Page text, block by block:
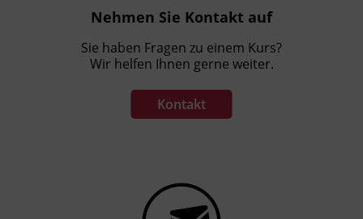
mindestens 2 Jahren auf Basis
mindestens 20 Wochenstunden
Trainer_innenpraxis ab 8
Schulungstagen/64 UE im
Gruppensetting (ab 3
abgehalten werden
Nehmen Sie Kontakt auf
Sie haben Fragen zu einem Kurs?
Wir helfen Ihnen gerne weiter.
Kontakt